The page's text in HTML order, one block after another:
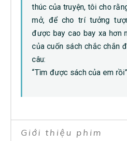
thúc của truyện, tôi cho
mở, để cho trí tưởng
được bay cao bay xa hơn
của cuốn sách chắc chắn
câu:
“Tìm được sách của em rồi”
Giới thiệu phim